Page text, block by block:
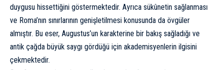
duygusu hissettiğini göstermektedir. Ayrıca sükûnetin sağlanması
ve Roma’nın sınırlarının genişletilmesi konusunda da övgüler
almıştır. Bu eser, Augustus’un karakterine bir bakış sağladığı ve
antik çağda büyük saygı gördüğü için akademisyenlerin ilgisini
çekmektedir.